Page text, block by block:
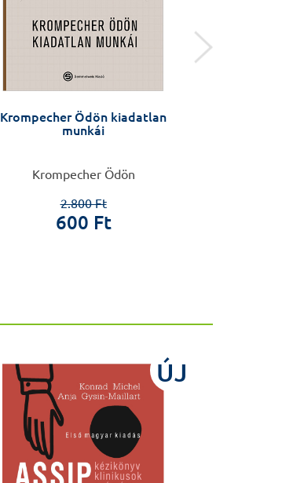
Krompecher Ödön kiadatlan
munkái
Krompecher Ödön
2.800 Ft
600 Ft
ÚJ